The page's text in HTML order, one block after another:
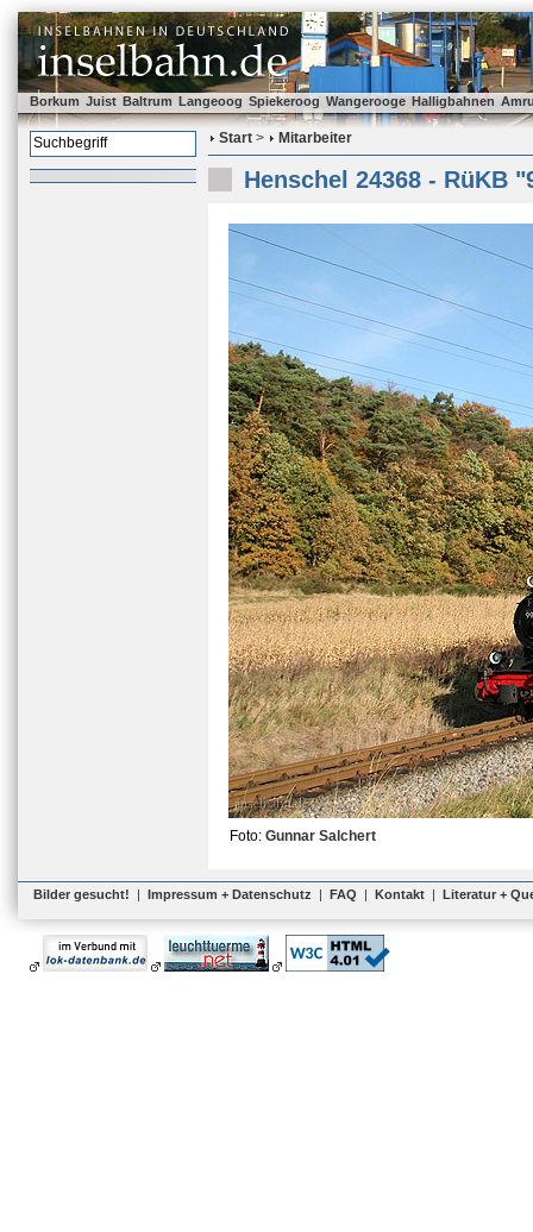
Borkum Juist Baltrum Langeoog Spiekeroog Wangerooge Halligbahnen
Start > Mitarbeiter
Henschel 24368 - RüKB
Foto: Gunnar Salchert
Bilder gesucht! | Impressum + Datenschutz | FAQ | Kontakt | Literatur +